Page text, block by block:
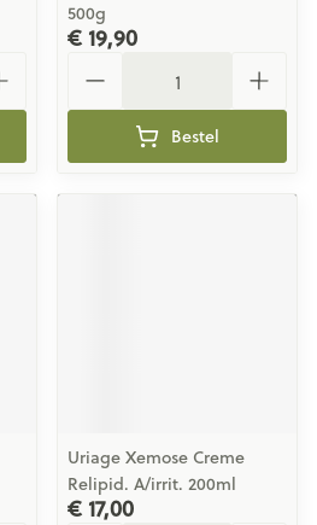
500g
€ 19,90
Bestel
Uriage Xemose Creme
Relipid. A/irrit. 200ml
€ 17,00